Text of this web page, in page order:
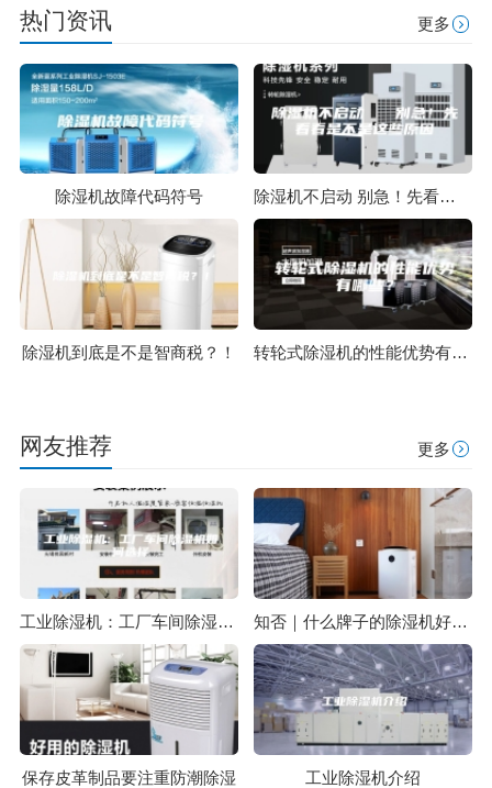
热门资讯 更多
除湿机故障代码符号 除湿机不启动 别急！先看看是不是这些原因
除湿机到底是不是智商税？！ 转轮式除湿机的性能优势有哪些？
网友推荐 更多
工业除湿机：工厂车间除湿机如何选择 知否｜什么牌子的除湿机好用又省电
保存皮革制品要注重防潮除湿 工业除湿机介绍